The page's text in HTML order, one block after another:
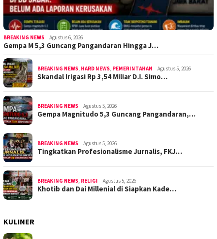
BREAKING NEWS Agustus 6, 2026
Gempa M 5,3 Guncang Pangandaran Hingga J…
BREAKING NEWS HARD NEWS PEMERINTAHAN Agustus 5, 2026
Skandal Irigasi Rp 3,54 Miliar D.I. Simo…
BREAKING NEWS Agustus 5, 2026
Gempa Magnitudo 5,3 Guncang Pangandaran,…
BREAKING NEWS Agustus 5, 2026
Tingkatkan Profesionalisme Jurnalis, FKJ…
BREAKING NEWS RELIGI Agustus 5, 2026
Khotib dan Dai Millenial di Siapkan Kade…
KULINER